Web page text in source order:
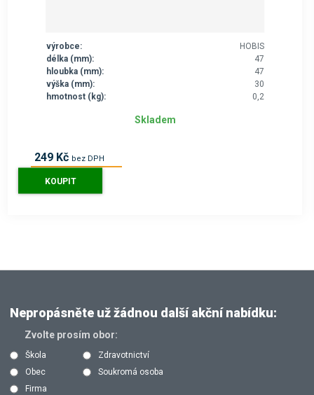
výrobce:
HOBIS
délka (mm):
47
hloubka (mm):
47
výška (mm):
30
hmotnost (kg):
0,2
249 Kč bez DPH
Skladem
KOUPIT
Nepropásněte už žádnou další akční nabídku:
Zvolte prosím obor:
Škola
Zdravotnictví
Obec
Soukromá osoba
Firma